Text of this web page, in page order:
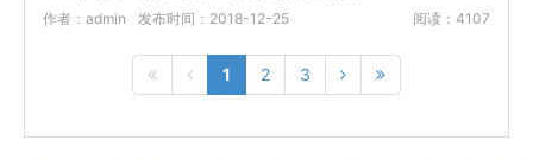
作者：admin 发布时间：2018-12-25 阅读：4107
1 2 3